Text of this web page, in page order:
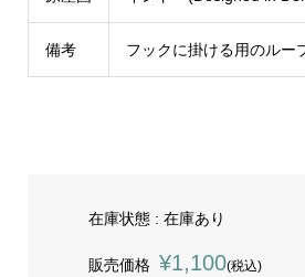
備考 フックに掛ける用のルー
在庫状態 : 在庫あり
販売価格 ¥1,100(税込)